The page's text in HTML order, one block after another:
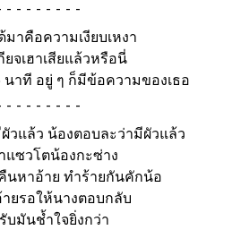
-
าคือความเงียบเหงา
ยจเฮาเสียแล้วหรือนี่
นาที อยู่ ๆ ก็มีข้อความของเธอ
-
วแล้ว น้องตอบละว่ามีผัวแล้ว
แซวโตน้องกะซ่าง
นหาอ้าย ทำร้ายกันคักน้อ
ยรอให้นางตอบกลับ
บมันช้ำใจยิ่งกว่า